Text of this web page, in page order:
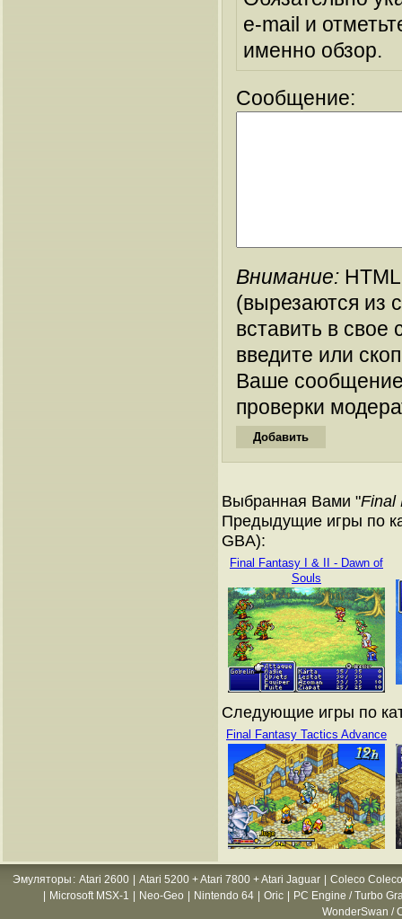
e-mail и
именно обзор.
Сообщение:
Внимание:
(вырезаются из
вставить в
введите или
Ваше
проверки
Выбранная Вами "Final
Предыдущие игры по
GBA):
Final Fantasy I & II - Dawn of
Souls
Следующие игры по
Final Fantasy Tactics Advance
Эмуляторы : Atari 2600 Atari 5200 + Atari 7800 + Atari Jaguar
Coleco
Microsoft MSX-1 Neo-Geo Nintendo 64 Oric
PC Engine / Turbo
WonderSwan /